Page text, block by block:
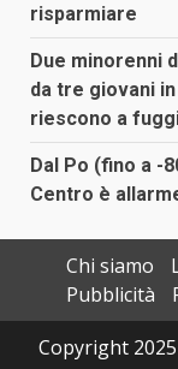
risparmiare
Due minorenni
da tre giovani
riescono a
Dal Po (fino a -
Centro è
Chi siamo
Pubblicità
Copyright